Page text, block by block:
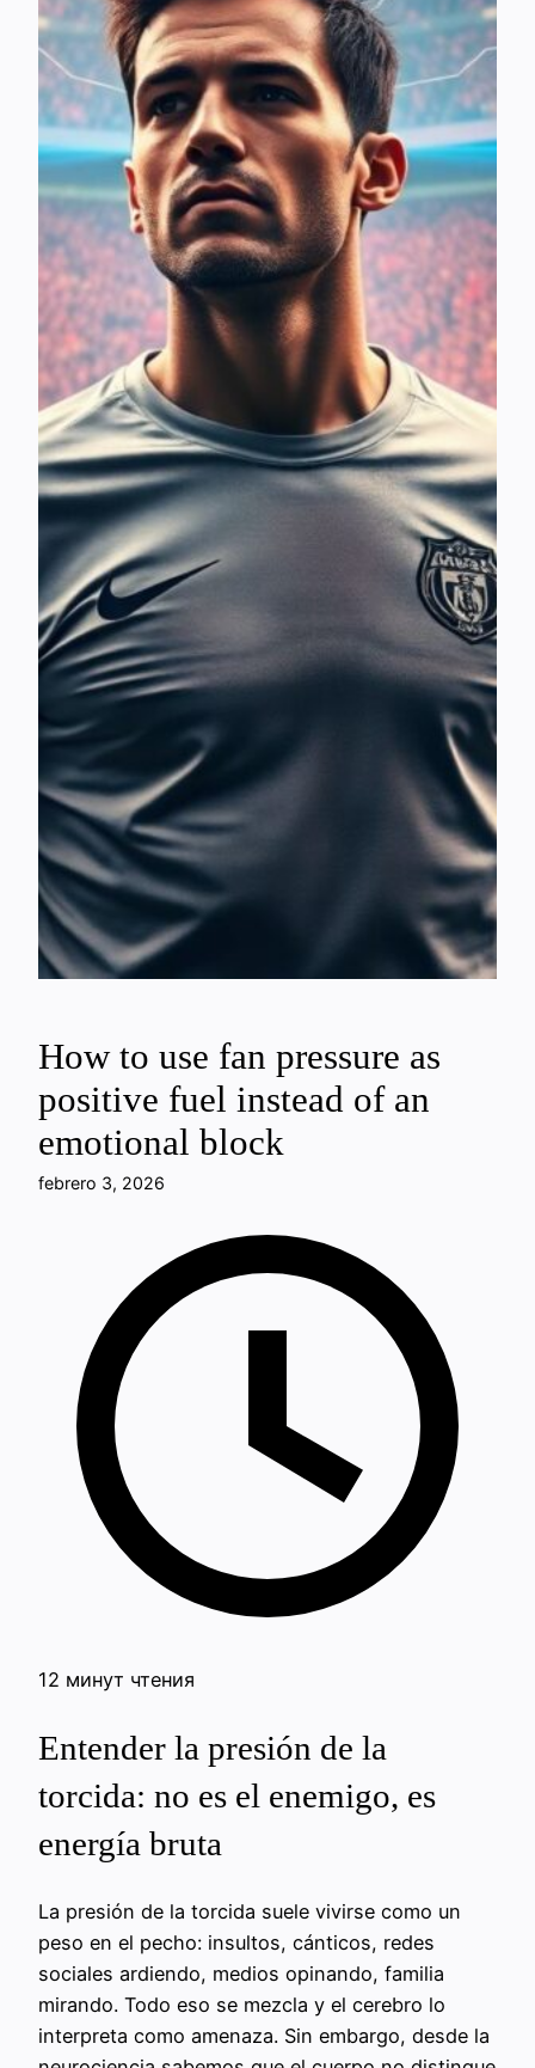
How to use fan pressure as
positive fuel instead of an
emotional block
febrero 3, 2026
12 минут чтения
Entender la presión de la
torcida: no es el enemigo, es
energía bruta
La presión de la torcida suele vivirse como un
peso en el pecho: insultos, cánticos, redes
sociales ardiendo, medios opinando, familia
mirando. Todo eso se mezcla y el cerebro lo
interpreta como amenaza. Sin embargo, desde la